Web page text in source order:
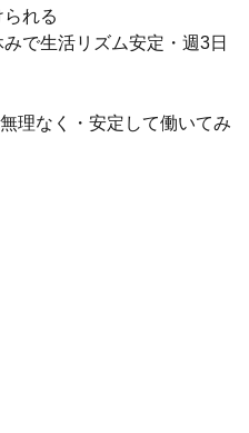
れる
で生活リズム安定・週3日
理なく・安定して働いてみ